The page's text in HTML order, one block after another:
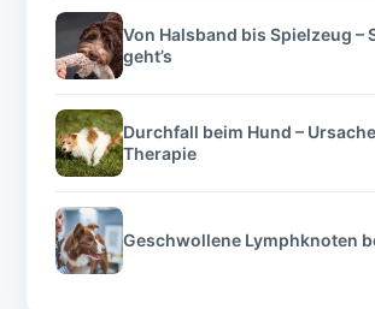
Von Halsband bis Spielzeug –
geht’s
Durchfall beim Hund –
Therapie
Geschwollene Lymphknoten